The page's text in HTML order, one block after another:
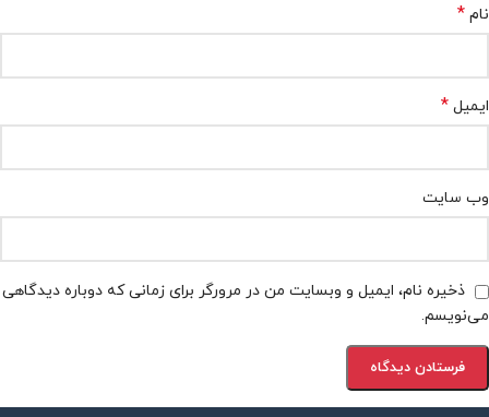
نام *
ایمیل *
وب‌ سایت
ذخیره نام، ایمیل و وبسایت من در مرورگر برای زمانی که دوباره دیدگاهی
می‌نویسم.